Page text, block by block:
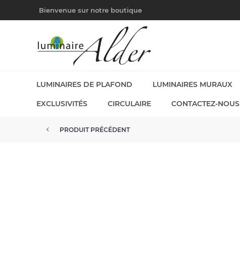
Bienvenue sur notre boutique
LUMINAIRES DE PLAFOND LUMINAIRES MURAUX
EXCLUSIVITÉS CIRCULAIRE CONTACTEZ-NOUS
PRODUIT PRÉCÉDENT